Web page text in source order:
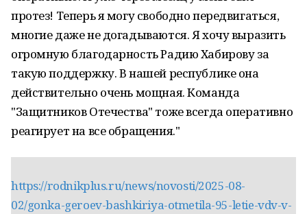
протез! Теперь я могу свободно передвигаться,
многие даже не догадываются. Я хочу выразить
огромную благодарность Радию Хабирову за
такую поддержку. В нашей республике она
действительно очень мощная. Команда
"Защитников Отечества" тоже всегда оперативно
реагирует на все обращения."
https://rodnikplus.ru/news/novosti/2025-08-
02/gonka-geroev-bashkiriya-otmetila-95-letie-vdv-v-